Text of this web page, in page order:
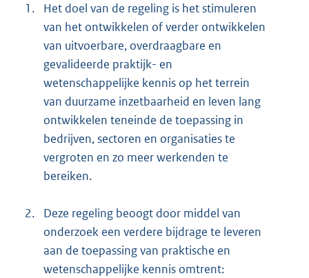
n
e
l
i
n
k
:
1.
Het doel van de regeling is het stimuleren
van het ontwikkelen of verder ontwikkelen
van uitvoerbare, overdraagbare en
gevalideerde praktijk- en
wetenschappelijke kennis op het terrein
van duurzame inzetbaarheid en leven lang
ontwikkelen teneinde de toepassing in
bedrijven, sectoren en organisaties te
vergroten en zo meer werkenden te
bereiken.
2.
Deze regeling beoogt door middel van
onderzoek een verdere bijdrage te leveren
aan de toepassing van praktische en
wetenschappelijke kennis omtrent: